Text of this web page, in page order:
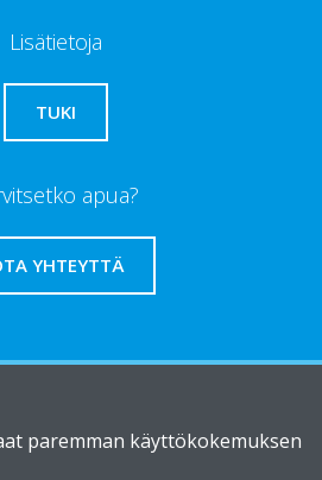
Lisätietoja
TUKI
apua?
YHTEYTTÄ
paremman käyttökokemuksen